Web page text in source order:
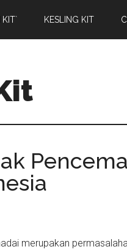
KIT` KESLING KIT
merupakan